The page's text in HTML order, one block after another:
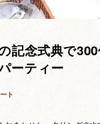
記念式典で
ーティー
ト